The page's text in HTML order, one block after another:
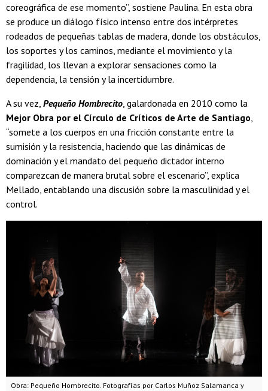
coreográfica de ese momento”, sostiene Paulina. En esta obra
se produce un diálogo físico intenso entre dos intérpretes
rodeados de pequeñas tablas de madera, donde los obstáculos,
los soportes y los caminos, mediante el movimiento y la
fragilidad, los llevan a explorar sensaciones como la
dependencia, la tensión y la incertidumbre.
A su vez, Pequeño Hombrecito, galardonada en 2010 como la
Mejor Obra por el Círculo de Críticos de Arte de Santiago,
“somete a los cuerpos en una fricción constante entre la
sumisión y la resistencia, haciendo que las dinámicas de
dominación y el mandato del pequeño dictador interno
comparezcan de manera brutal sobre el escenario”, explica
Mellado, entablando una discusión sobre la masculinidad y el
control.
Obra: Pequeño Hombrecito. Fotografías por Carlos Muñoz Salamanca y